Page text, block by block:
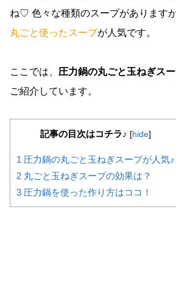
ね♡ 色々な種類のスープがあります
丸ごと使ったスープが人気です。
ここでは、 圧力鍋の丸ごと玉ねぎス
ご紹介しています。
記事の目次はコチラ♪ [hide]
1 圧力鍋の丸ごと玉ねぎスープが人気♪
2 丸ごと玉ねぎスープの効果は？
3 圧力鍋を使った作り方はココ！